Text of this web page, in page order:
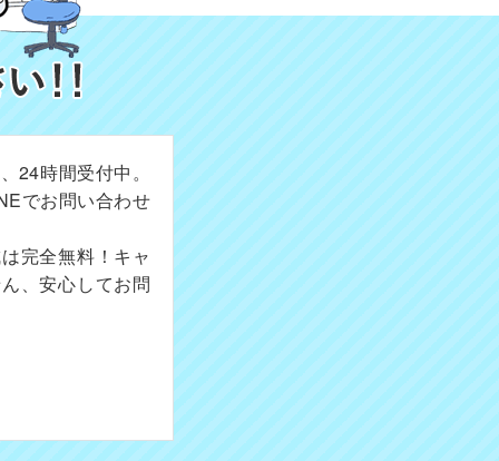
24時間受付中。
でお問い合わせ
完全無料！キャ
、安心してお問